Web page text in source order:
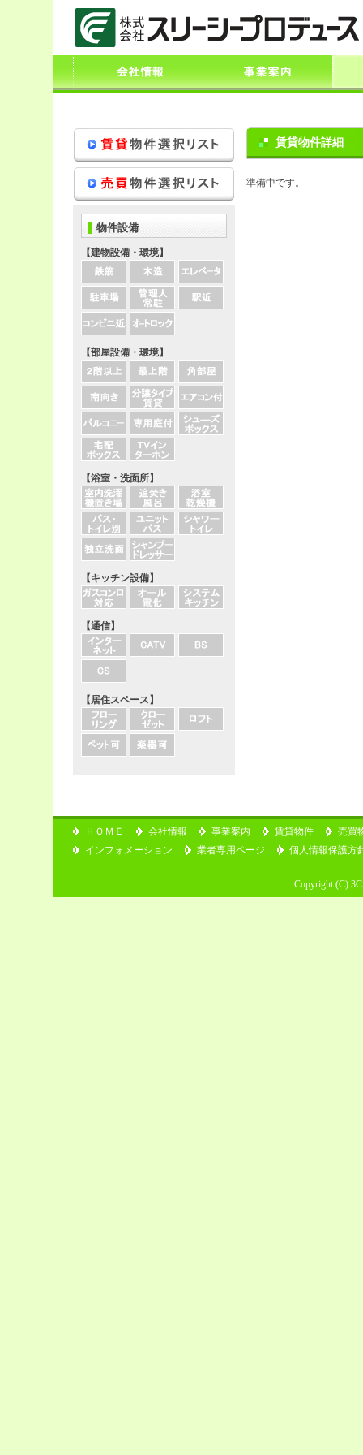
物件設備
【建物設備・環境】
【部屋設備・環境】
【浴室・洗面所】
【キッチン設備】
【通信】
【居住スペース】
賃貸物件詳細
準備中です。
ＨＯＭＥ 会社情報 事業案内 賃貸物件
売買
インフォメーション
業者専用ページ 個人情報保護方
Copyright (C)